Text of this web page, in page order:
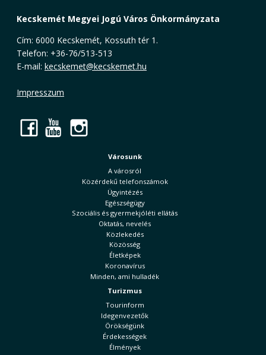
Kecskemét Megyei Jogú Város Önkormányzata
Cím: 6000 Kecskemét, Kossuth tér 1.
Telefon: +36-76/513-513
E-mail: kecskemet@kecskemet.hu
Impresszum
Facebook
YouTube
Városunk
A városról
Közérdekű telefonszámok
Ügyintézés
Egészségügy
Szociális és gyermekjóléti ellátás
Oktatás, nevelés
Közlekedés
Közösség
Életképek
Koronavírus
Minden, ami hulladék
Turizmus
Tourinform
Idegenvezetők
Örökségünk
Érdekességek
Élmények